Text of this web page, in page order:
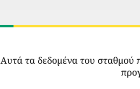
Αυτά τα δεδομένα του σταθμού